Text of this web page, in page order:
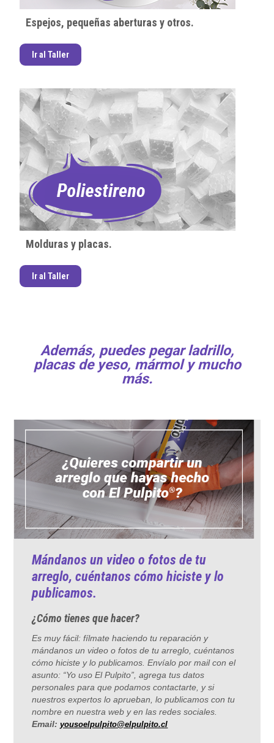
Espejos, pequeñas aberturas y otros.
Ir al Taller
Molduras y placas.
Ir al Taller
Además, puedes pegar ladrillo,
placas de yeso, mármol y mucho
más.
Mándanos un video o fotos de tu
arreglo, cuéntanos cómo hiciste y lo
publicamos.
¿Cómo tienes que hacer?
Es muy fácil: fílmate haciendo tu reparación y
mándanos un video o fotos de tu arreglo, cuéntanos
cómo hiciste y lo publicamos. Envíalo por mail con el
asunto: “Yo uso El Pulpito”, agrega tus datos
personales para que podamos contactarte, y si
nuestros expertos lo aprueban, lo publicamos con tu
nombre en nuestra web y en las redes sociales.
Email:yousoelpulpito@elpulpito.cl